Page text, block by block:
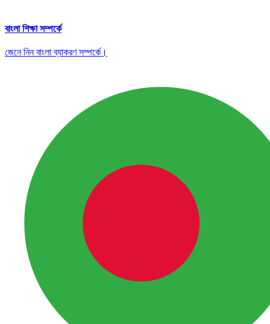
বাংলা শিক্ষা সম্পর্কে
জেনে নিন বাংলা ব্যাকরণ সম্পর্কে।